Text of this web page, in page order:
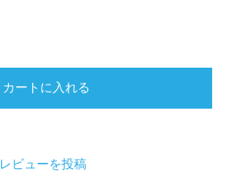
カートに入れる
レビューを投稿